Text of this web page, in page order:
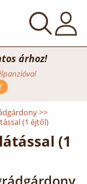
árhoz!
>>
(1 éjtől)
(1